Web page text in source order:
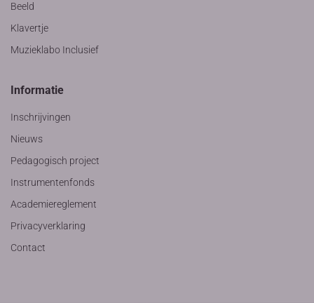
Beeld
Klavertje
Muzieklabo Inclusief
Informatie
Inschrijvingen
Nieuws
Pedagogisch project
Instrumentenfonds
Academiereglement
Privacyverklaring
Contact